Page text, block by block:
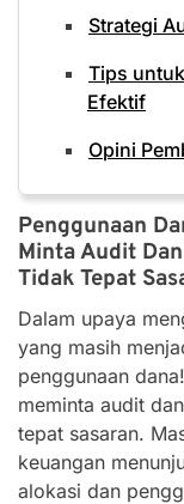
Strategi
Tips
Efektif
Opini
Penggunaan
Minta Audit
Tidak Tepat
Dalam upaya
yang masih
penggunaan
meminta audit
tepat sasaran.
keuangan
alokasi dan